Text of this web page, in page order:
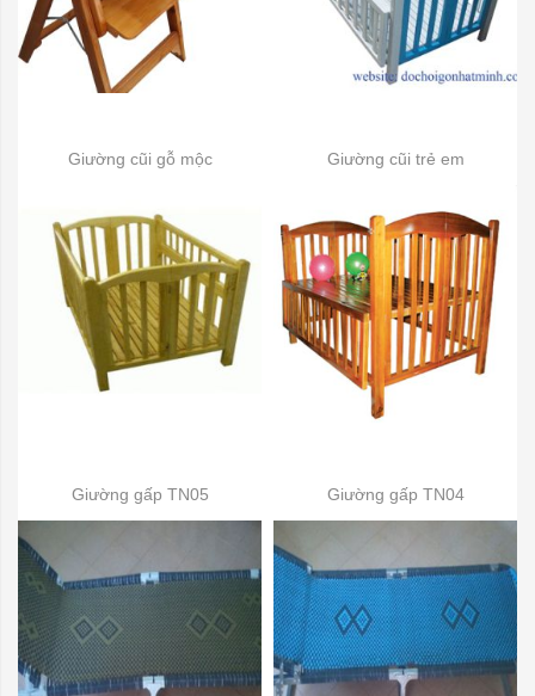
Giường cũi gỗ mộc Giường cũi trẻ em
Giường gấp TN05 Giường gấp TN04